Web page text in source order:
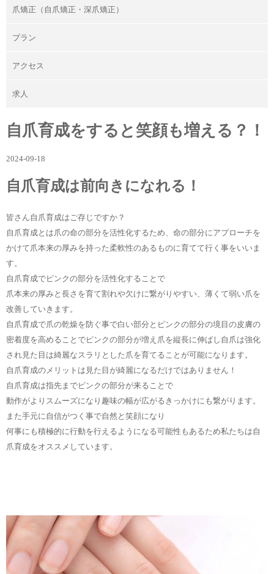
爪矯正（自爪矯正・深爪矯正）
プラン
アクセス
求人
自爪育成をすると笑顔も増える？！
2024-09-18
自爪育成は前向きになれる！
皆さん自爪育成はご存じですか？
自爪育成とは爪の命の部分を活性化するため、命の部分にアプローチを
かけて爪本来の厚みを持った柔軟性のあるものに育てて行く事をいいま
す。
自爪育成でピンクの部分を活性化することで
爪本来の厚みと長さを育て割れや欠けに繋がりやすい、薄くて弱い爪を
改善していきます。
自爪育成で爪の乾燥を防ぐ事で白い部分とピンクの部分の境目の皮膚の
密着度を高めることでピンクの部分が増え爪を縦長に伸ばし自爪は強化
され見た目は綺麗なスラリとした爪を育てることが可能になります。
自爪育成のメリットは見た目が綺麗になるだけではありません！
自爪育成は指先までピンクの部分が来ることで
動作がよりスムーズになり趣味の幅が広がるきっかけにも繋がります。
また手元に自信がつく事で自然と笑顔になり
何事にも積極的に行動を行えるようになる可能性もあるため私たちは自
爪育成をオススメしています。